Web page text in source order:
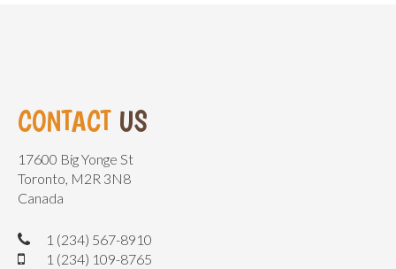
CONTACT US
17600 Big Yonge St
Toronto, M2R 3N8
Canada
1 (234) 567-8910
1 (234) 109-8765